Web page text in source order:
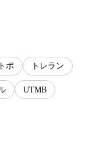
トポ トレラン
UTMB